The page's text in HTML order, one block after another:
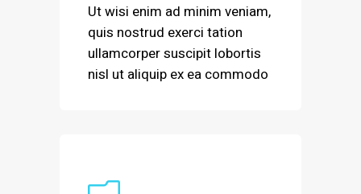
Ut wisi enim ad minim veniam,
quis nostrud exerci tation
ullamcorper suscipit lobortis
nisl ut aliquip ex ea commodo